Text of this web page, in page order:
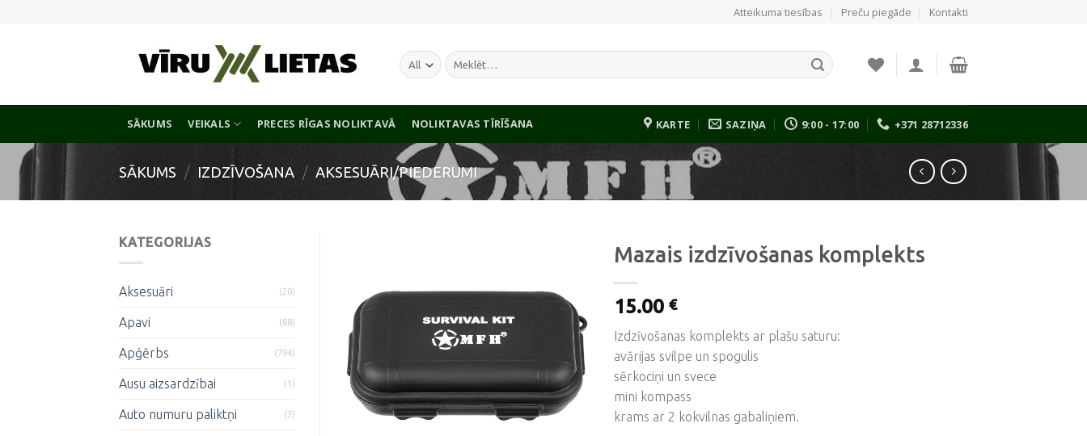
Atteikuma tiesības Preču piegāde Kontakti
Meklēt:
SĀKUMS VEIKALS PRECES RĪGAS NOLIKTAVĀ NOLIKTAVAS TĪRĪŠANA KARTE SAZIŅA 9:00 - 17:00 +371 28712336
SĀKUMS / IZDZĪVOŠANA / AKSESUĀRI/PIEDERUMI
KATEGORIJAS
Aksesuāri (20)
Apavi (88)
Apģērbs (794)
Ausu aizsardzībai (1)
Auto numuru paliktņi (3)
Pievienot
sarakstam
Mazais izdzīvošanas komplekts
15.00€
Izdzīvošanas komplekts ar plašu saturu:
avārijas svilpe un spogulis
sērkociņi un svece
mini kompass
krams ar 2 kokvilnas gabaliņiem.